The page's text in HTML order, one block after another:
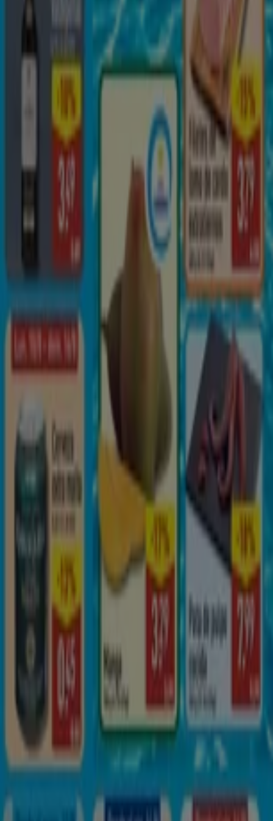
¡Bienvenido a Tiendeo! Aquí puedes encontrar no solo
catálogos promociones
también descubrir las tiendas más populares en
. Durante el mes de agosto de 2026
, en nuestra
plataforma podrás conocer las últimas novedades de
, una de las marcas más reconocidas, así como la
ubicación y detalles de las tiendas más cercanas en
En Tiendeo, no solo tendrás acceso a
promociones
descuentos, sino también a información sobre las
tiendas físicas de tu ciudad. Explora los catálogos de
ALDI, encuentra las tiendas en Las Chafiras
y descubre
los productos con grandes descuentos para ahorrar en
tus compras este
. Además, te mantenemos al
tanto de las ubicaciones exactas, horarios de atención y
todos los detalles necesarios para que puedas disfrutar
de una experiencia de compra completa en
No pierdas la oportunidad de aprovechar las ofertasde
ALDIen las tiendas de Las Chafiras
y mantente
actualizado con los mejores precios duranteagosto de
2026
. En Tiendeo, siempre encontrarás las mejores
tiendas y opciones de compra en
Las Chafiras . ¡Empieza
a explorar las tiendas y promociones que tenemos para
Publicidad
tecnológica que está reinventando las compras locales
en todo el mundo.